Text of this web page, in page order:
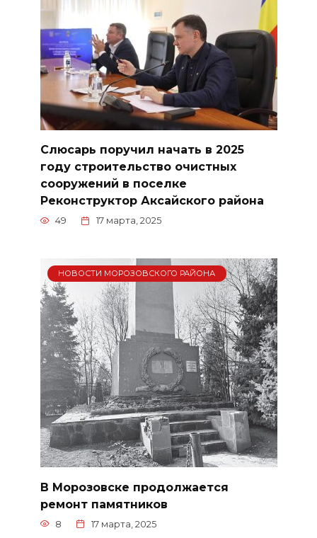
Слюсарь поручил начать в 2025
году строительство очистных
сооружений в поселке
Реконструктор Аксайского района
49 17 марта, 2025
НОВОСТИ МОРОЗОВСКОГО РАЙОНА
В Морозовске продолжается
ремонт памятников
8 17 марта, 2025